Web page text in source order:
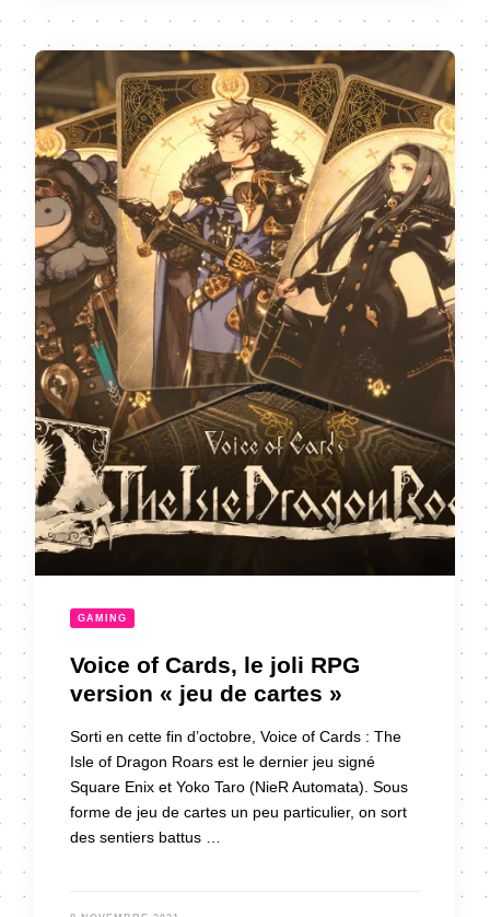
GAMING
Voice of Cards, le joli RPG
version « jeu de cartes »
Sorti en cette fin d’octobre, Voice of Cards : The
Isle of Dragon Roars est le dernier jeu signé
Square Enix et Yoko Taro (NieR Automata). Sous
forme de jeu de cartes un peu particulier, on sort
des sentiers battus …